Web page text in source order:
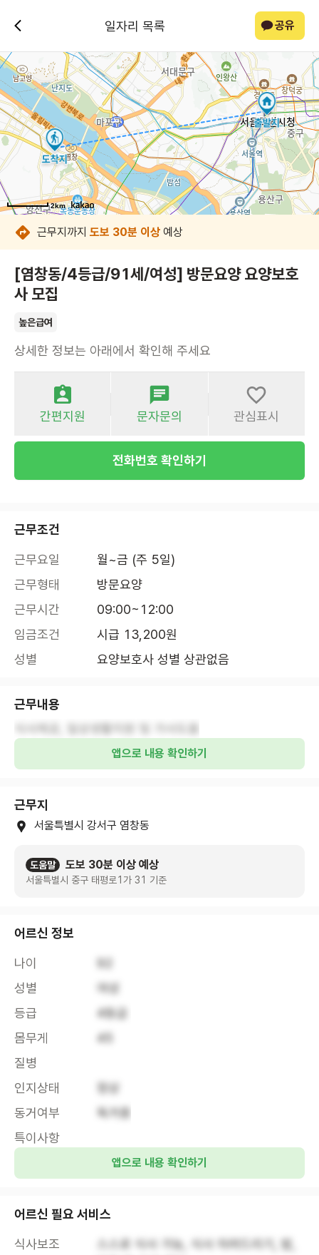
일자리 목록 공유
2km
2km
2km
2km
2km
2km
2km
2km
근무지까지 도보 30분 이상 예상
[염창동/4등급/91세/여성] 방문요양 요양보호
사 모집
높은급여
상세한 정보는 아래에서 확인해 주세요
간편지원 문자문의 관심표시
전화번호 확인하기
근무조건
근무요일
월~금 (주 5일)
근무형태
방문요양
근무시간
09:00~12:00
임금조건
시급 13,200원
성별
요양보호사 성별 상관없음
근무내용
앱으로 내용 확인하기
근무지
서울특별시 강서구 염창동
도움말 도보 30분 이상 예상
서울특별시 중구 태평로1가 31 기준
어르신 정보
나이
92
성별
여성
등급
4등급
몸무게
45
질병
인지상태
정상
동거여부
독거중
특이사항
앱으로 내용 확인하기
어르신 필요 서비스
식사보조
스스로 식사 가능, 식사 차려드리기, 밥,